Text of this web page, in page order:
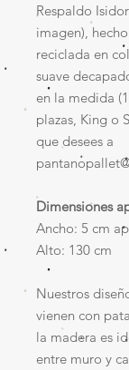
Respaldo
imagen),
reciclada en
suave
en la medida
plazas, King o
que desees a
Dimensiones
Ancho: 5 cm
Alto: 130 cm
Nuestros
vienen con
la madera es
entre muro y